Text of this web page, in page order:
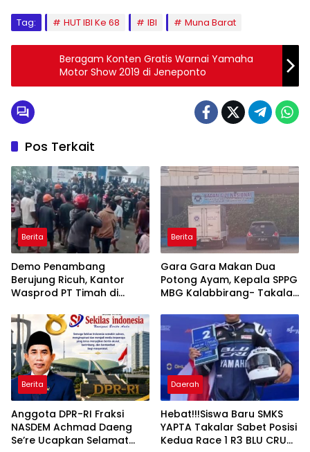
Tag: HUT IBI Ke 68 IBI Muna Barat
Beragam Konten Gratis Warnai Yamaha
Motor Show 2019 di Jeneponto
Pos Terkait
Berita
Demo Penambang
Berujung Ricuh, Kantor
Wasprod PT Timah di
Berita
Gara Gara Makan Dua
Potong Ayam, Kepala SPPG
MBG Kalabbirang- Takalar
Berita
Anggota DPR-RI Fraksi
NASDEM Achmad Daeng
Se’re Ucapkan Selamat
Daerah
Hebat!!!Siswa Baru SMKS
YAPTA Takalar Sabet Posisi
Kedua Race 1 R3 BLU CRU